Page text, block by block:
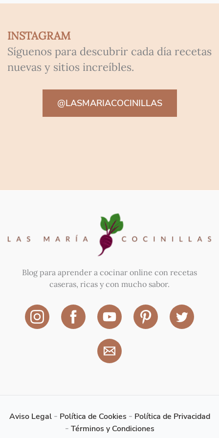
INSTAGRAM
Síguenos para descubrir cada día recetas
nuevas y sitios increíbles.
@LASMARIACOCINILLAS
Blog para aprender a cocinar online con recetas
caseras, ricas y con mucho sabor.
Aviso Legal- Política de Cookies - Política de Privacidad
- Términos y Condiciones